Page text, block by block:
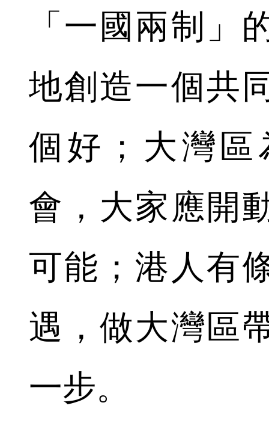
「一國兩制」
地創造一個共
個好；大灣區
會，大家應開
可能；港人有
遇，做大灣區
一步。